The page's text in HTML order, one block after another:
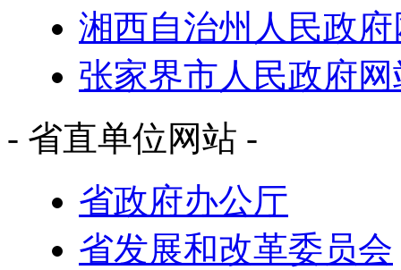
湘西自治州人民政
张家界市人民政府网
- 省直单位网站 -
省政府办公厅
省发展和改革委员会